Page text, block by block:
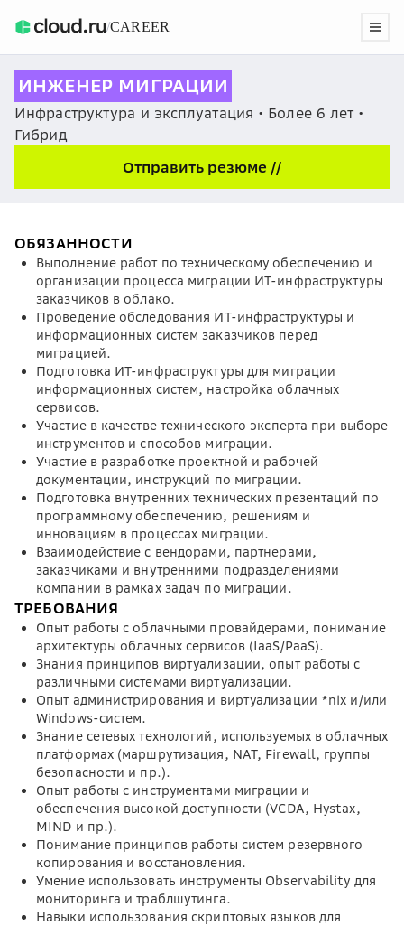
/CAREER
ИНЖЕНЕР МИГРАЦИИ
Инфраструктура и эксплуатация • Более 6 лет •
Гибрид
Отправить резюме //
ОБЯЗАННОСТИ
Выполнение работ по техническому обеспечению и
организации процесса миграции ИТ-инфраструктуры
заказчиков в облако.
Проведение обследования ИТ-инфраструктуры и
информационных систем заказчиков перед
миграцией.
Подготовка ИТ-инфраструктуры для миграции
информационных систем, настройка облачных
сервисов.
Участие в качестве технического эксперта при выборе
инструментов и способов миграции.
Участие в разработке проектной и рабочей
документации, инструкций по миграции.
Подготовка внутренних технических презентаций по
программному обеспечению, решениям и
инновациям в процессах миграции.
Взаимодействие с вендорами, партнерами,
заказчиками и внутренними подразделениями
компании в рамках задач по миграции.
ТРЕБОВАНИЯ
Опыт работы с облачными провайдерами, понимание
архитектуры облачных сервисов (IaaS/PaaS).
Знания принципов виртуализации, опыт работы с
различными системами виртуализации.
Опыт администрирования и виртуализации *nix и/или
Windows-систем.
Знание сетевых технологий, используемых в облачных
платформах (маршрутизация, NAT, Firewall, группы
безопасности и пр.).
Опыт работы с инструментами миграции и
обеспечения высокой доступности (VCDA, Hystax,
MIND и пр.).
Понимание принципов работы систем резервного
копирования и восстановления.
Умение использовать инструменты Observability для
мониторинга и траблшутинга.
Навыки использования скриптовых языков для